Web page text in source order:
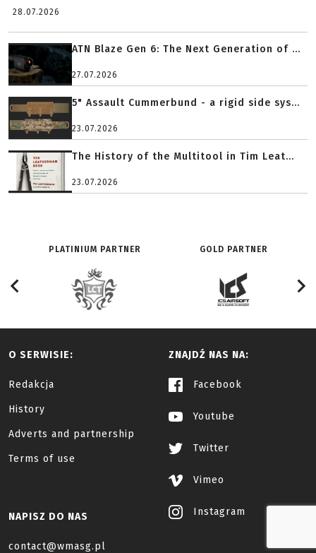
28.07.2026
ATN Blaze Gen 6: The Next Generation of ...
27.07.2026
5" Assault Cummerbund - a rigid side sys...
23.07.2026
The History of the Multitool in Tim Leat...
23.07.2026
PLATINIUM PARTNER GOLD PARTNER
O SERWISIE:
Redakcja
History
Adverts and partnership
Terms of use
ZNAJDŹ NAS NA:
Facebook
Youtube
Twitter
Vimeo
Instagram
NAPISZ DO NAS
contact@wmasg.pl